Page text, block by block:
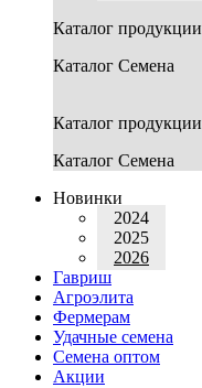
Каталог продукции
Каталог Семена
Каталог продукции
Каталог Семена
Новинки
2024
2025
2026
Гавриш
Агроэлита
Фермерам
Удачные семена
Семена оптом
Акции